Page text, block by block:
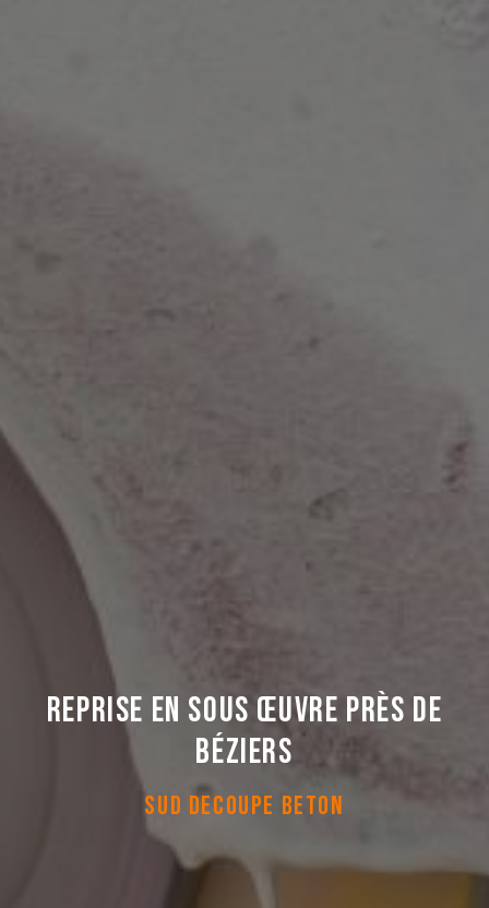
Reprise en sous œuvre près de
Béziers
SUD DECOUPE BETON